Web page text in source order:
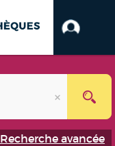
Recherche avancée